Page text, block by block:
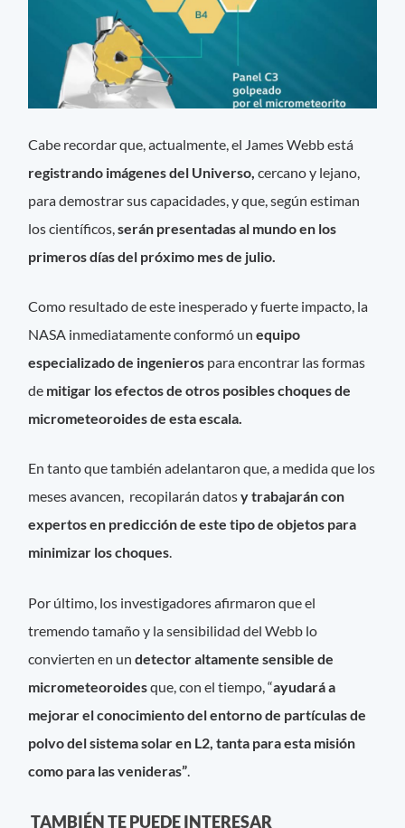
Cabe recordar que, actualmente, el James Webb está
registrando imágenes del Universo,cercano y lejano,
para demostrar sus capacidades, y que, según estiman
los científicos,serán presentadas al mundo en los
primeros días del próximo mes de julio.
Como resultado de este inesperado y fuerte impacto, la
NASA inmediatamente conformó unequipo
especializado de ingenieros para encontrar las formas
de mitigar los efectos de otros posibles choques de
micrometeoroides de esta escala.
En tanto que también adelantaron que, a medida que los
meses avancen, recopilarán datosy trabajarán con
expertos en predicción de este tipo de objetos para
minimizar los choques.
Por último, los investigadores afirmaron que el
tremendo tamaño y la sensibilidad del Webb lo
convierten en undetector altamente sensible de
micrometeoroidesque, con el tiempo, “ayudará a
mejorar el conocimiento del entorno de partículas de
polvo del sistema solar en L2, tanta para esta misión
como para las venideras”
TAMBIÉN TE PUEDE INTERESAR